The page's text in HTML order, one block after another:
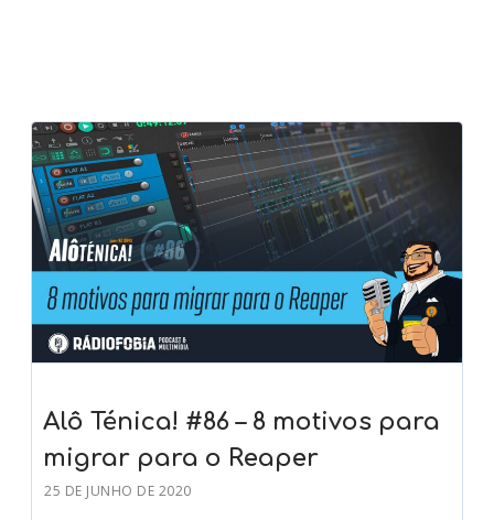
Alô Ténica! #86 – 8 motivos para
migrar para o Reaper
25 DE JUNHO DE 2020